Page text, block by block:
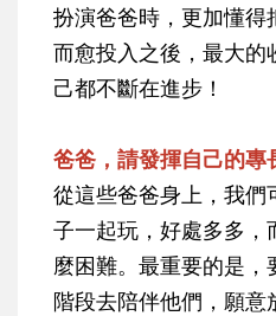
扮演爸爸時，更加懂得
而愈投入之後，最大的
己都不斷在進步！
爸爸，請發揮自己的專
從這些爸爸身上，我們
子一起玩，好處多多，
麼困難。最重要的是，
階段去陪伴他們，願